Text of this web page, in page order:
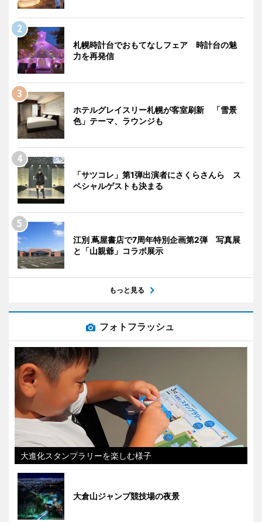
札幌時計台でおもてなしフェア 時計台の魅
力を再発信
ホテルグレイスリー札幌が客室刷新 「雪景
色」テーマ、ラウンジも
「サツコレ」第1弾出演者にさくらさんら ス
ペシャルゲストも決まる
江別 蔦屋書店で7周年特別企画第2弾 写真展
と「山親爺」コラボ展示
もっと見る
フォトフラッシュ
大進化スタンプラリーを楽しむ様子
大倉山ジャンプ競技場の夜景